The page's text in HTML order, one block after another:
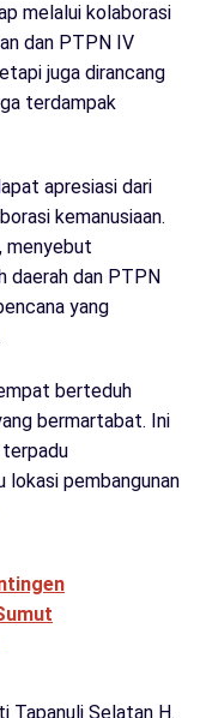
melalui kolaborasi
dan PTPN IV
juga dirancang
terdampak
apresiasi dari
kemanusiaan.
menyebut
daerah dan PTPN
yang
berteduh
bermartabat. Ini
terpadu
lokasi pembangunan
Tapanuli Selatan H.